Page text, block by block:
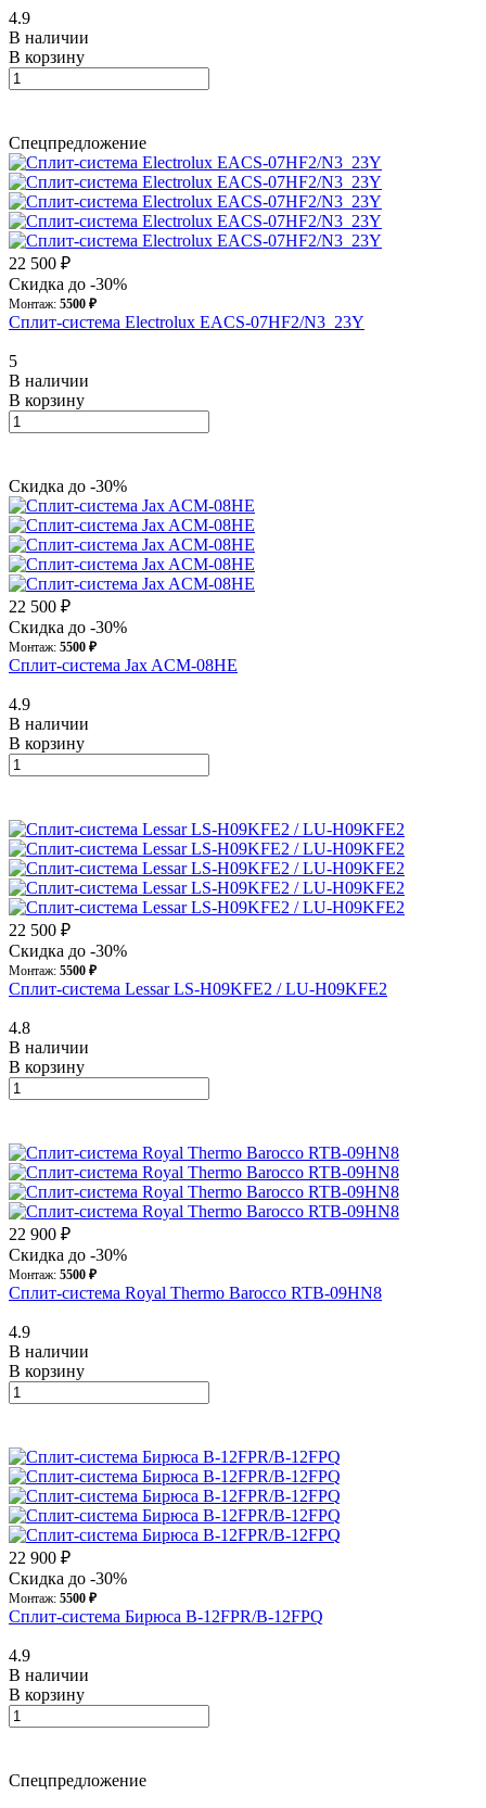
4.9
В наличии
В корзину
Спецпредложение
22 500 ₽
Скидка до -30%
Монтаж: 5500 ₽
Сплит-система Electrolux EACS-07HF2/N3_23Y
5
В наличии
В корзину
Скидка до -30%
22 500 ₽
Скидка до -30%
Монтаж: 5500 ₽
Сплит-система Jax ACM-08HE
4.9
В наличии
В корзину
22 500 ₽
Скидка до -30%
Монтаж: 5500 ₽
Сплит-система Lessar LS-H09KFE2 / LU-H09KFE2
4.8
В наличии
В корзину
22 900 ₽
Скидка до -30%
Монтаж: 5500 ₽
Сплит-система Royal Thermo Barocco RTB-09HN8
4.9
В наличии
В корзину
22 900 ₽
Скидка до -30%
Монтаж: 5500 ₽
Сплит-система Бирюса B-12FPR/B-12FPQ
4.9
В наличии
В корзину
Спецпредложение